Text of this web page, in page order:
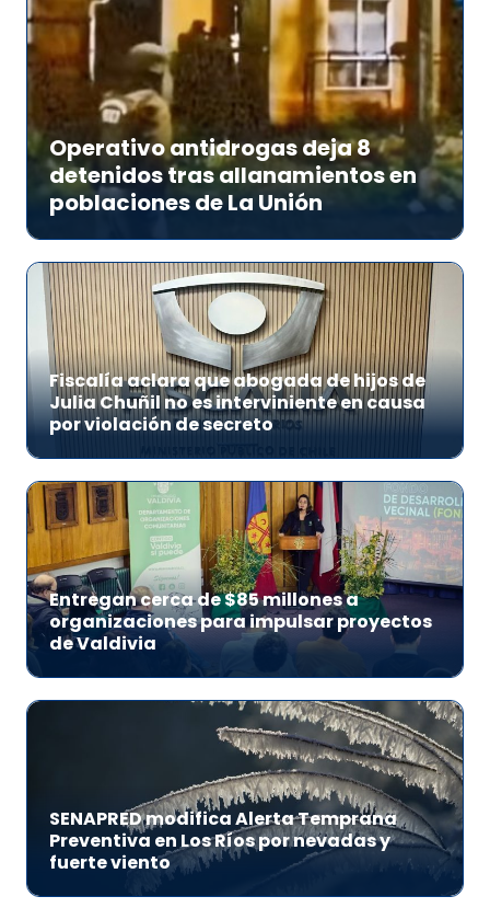
Operativo antidrogas deja 8
detenidos tras allanamientos en
poblaciones de La Unión
Fiscalía aclara que abogada de hijos de
Julia Chuñil no es interviniente en causa
por violación de secreto
Entregan cerca de $85 millones a
organizaciones para impulsar proyectos
de Valdivia
SENAPRED modifica Alerta Temprana
Preventiva en Los Ríos por nevadas y
fuerte viento